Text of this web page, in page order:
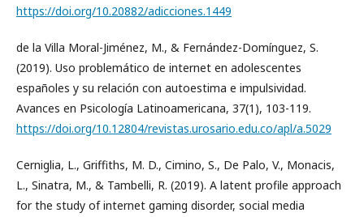
https://doi.org/10.20882/adicciones.1449
de la Villa Moral-Jiménez, M., & Fernández-Domínguez, S.
(2019). Uso problemático de internet en adolescentes
españoles y su relación con autoestima e impulsividad.
Avances en Psicología Latinoamericana, 37(1), 103-119.
https://doi.org/10.12804/revistas.urosario.edu.co/apl/a.5029
Cerniglia, L., Griffiths, M. D., Cimino, S., De Palo, V., Monacis,
L., Sinatra, M., & Tambelli, R. (2019). A latent profile approach
for the study of internet gaming disorder, social media